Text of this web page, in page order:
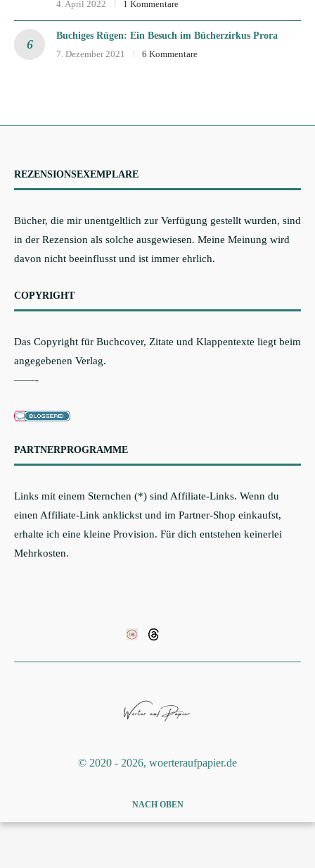
4. April 2022
1 Kommentare
Buchiges Rügen: Ein Besuch im Bücherzirkus Prora
7. Dezember 2021
6 Kommentare
REZENSIONSEXEMPLARE
Bücher, die mir unentgeltlich zur Verfügung gestellt wurden, sind
in der Rezension als solche ausgewiesen. Meine Meinung wird
davon nicht beeinflusst und ist immer ehrlich.
COPYRIGHT
Das Copyright für Buchcover, Zitate und Klappentexte liegt beim
angegebenen Verlag.
——-
PARTNERPROGRAMME
Links mit einem Sternchen (*) sind Affiliate-Links. Wenn du
einen Affiliate-Link anklickst und im Partner-Shop einkaufst,
erhalte ich eine kleine Provision. Für dich entstehen keinerlei
Mehrkosten.
©️ 2020 - 2026, woerteraufpapier.de
NACH OBEN